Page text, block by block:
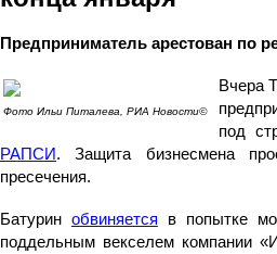
Предприниматель арестован по
Фото Ильи Питалева, РИА Новости©
Вчера
под
РАПСИ. Защита бизнесмена
пресечения.
Батурин обвиняется в попытке
поддельным векселем компании